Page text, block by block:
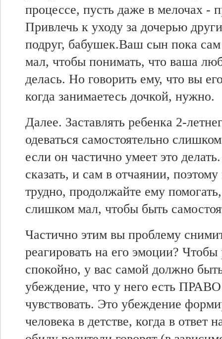
процессе, пусть даже в мелочах -
Привлечь к уходу за дочерью
подруг, бабушек.Ваш сын пока
мал, чтобы понимать, что ваша
делась. Но говорить ему, что вы
когда занимаетесь дочкой, нужно.
Далее. Заставлять ребенка 2-
одеваться самостоятельно
если он частично умеет это
сказать, и сам в отчаянии,
трудно, продолжайте ему
слишком мал, чтобы быть
Частично этим вы проблему
реагировать на его эмоции? Чтобы
спокойно, у вас самой должно
убеждение, что у него есть
чувствовать. Это убеждение
человека в детстве, когда в ответ